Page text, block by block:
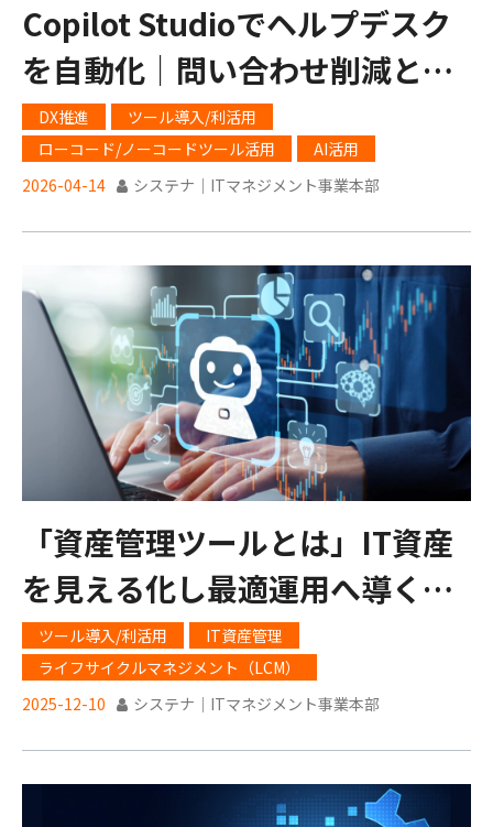
Copilot Studioでヘルプデスク
を自動化｜問い合わせ削減と業
務効率化を実現
DX推進
ツール導入/利活用
ローコード/ノーコードツール活用
AI活用
2026-04-14
システナ｜ITマネジメント事業本部
「資産管理ツールとは」IT資産
を見える化し最適運用へ導く基
盤ツール導入/利活用
IT資産管理
ライフサイクルマネジメント（LCM）
2025-12-10
システナ｜ITマネジメント事業本部